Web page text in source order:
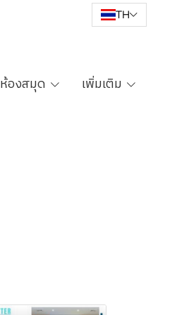
TH
ห้องสมุด เพิ่มเติม